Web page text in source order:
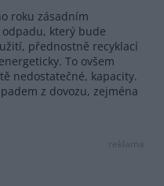
roku zásadním
který bude
přednostně recyklací
To ovšem
nedostatečné, kapacity.
z dovozu, zejména
reklama